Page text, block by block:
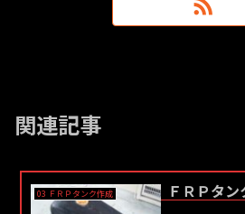
関連記事
03 ＦＲＰタンク作成 ＦＲＰタ